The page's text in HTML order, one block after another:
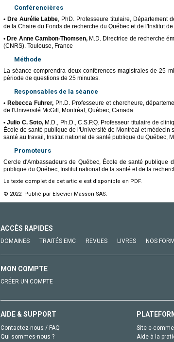
Conférencières
• Dre Aurélie Labbe, PhD. Professeure titulaire, Département
de la Chaire du Fonds de recherche du Québec et de l'Institut
• Dre Anne Cambon-Thomsen,M.D. Directrice de recherche
(CNRS). Toulouse, France
Méthode
La séance comprendra deux conférences magistrales de 25
période de questions de 25 minutes.
Responsables de la séance
• Rebecca Fuhrer,Ph.D. Professeure et chercheure,
de l'Université McGill, Montréal, Québec, Canada.
• Julio C. Soto,M.D., Ph.D., C.S.P.Q. Professeur titulaire de
École de santé publique de l'Université de Montréal et
santé au travail, Institut national de santé publique du Québec,
Promoteurs
Cercle d'Ambassadeurs de Québec, École de santé publique
publique du Québec, Institut national de la santé et de la
Le texte complet de cet article est disponible en PDF.
© 2022 Publié par Elsevier Masson SAS.
ACCÈS RAPIDES
DOMAINES TRAITÉS EMC REVUES LIVRES NOS
MON COMPTE
CRÉER UN COMPTE
AIDE & SUPPORT
Contactez-nous / FAQ
Qui sommes-nous ?
Site e-
Aide à la